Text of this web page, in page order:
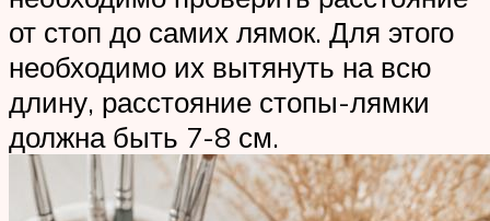
от стоп до самих лямок. Для этого
необходимо их вытянуть на всю
длину, расстояние стопы-лямки
должна быть 7-8 см.